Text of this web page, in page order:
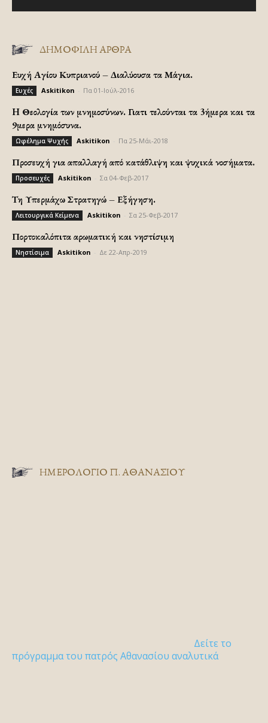
ΔΗΜΟΦΙΛΗ ΑΡΘΡΑ
Ευχή Αγίου Κυπριανού – Διαλύουσα τα Μάγια.
Ευχές Askitikon Πα 01-Ιούλ-2016
H Θεολογία των μνημοσύνων. Γιατι τελούνται τα 3ήμερα και τα
9μερα μνημόσυνα.
Ωφέλημα Ψυχής Askitikon Πα 25-Μάι-2018
Προσευχή για απαλλαγή από κατάθλιψη και ψυχικά νοσήματα.
Προσευχές Askitikon Σα 04-Φεβ-2017
Τη Υπερμάχω Στρατηγώ – Εξήγηση.
Λειτουργικά Κείμενα Askitikon Σα 25-Φεβ-2017
Πορτοκαλόπιτα αρωματική και νηστίσιμη
Νηστίσιμα Askitikon Δε 22-Απρ-2019
ΗΜΕΡΟΛΟΓΙΟ Π. ΑΘΑΝΑΣΙΟΥ
Δείτε το
πρόγραμμα του πατρός Αθανασίου αναλυτικά